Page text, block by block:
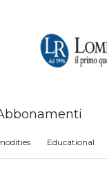
Educational